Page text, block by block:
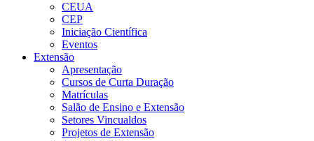
CEUA
CEP
Iniciação Científica
Eventos
Extensão
Apresentação
Cursos de Curta Duração
Matrículas
Salão de Ensino e Extensão
Setores Vincualdos
Projetos de Extensão